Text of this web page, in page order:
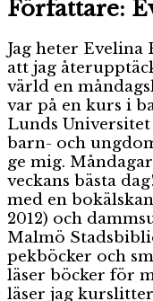
Författare:
Jag heter Evelina
att jag
värld en
var på en kurs i
Lunds
barn- och
ge mig.
veckans bästa
med en
2012) och
Malmö
pekböcker och
läser böcker för
läser jag